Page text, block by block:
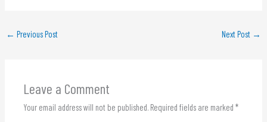
← Previous Post Next Post →
Leave a Comment
Your email address will not be published. Required fields are marked*